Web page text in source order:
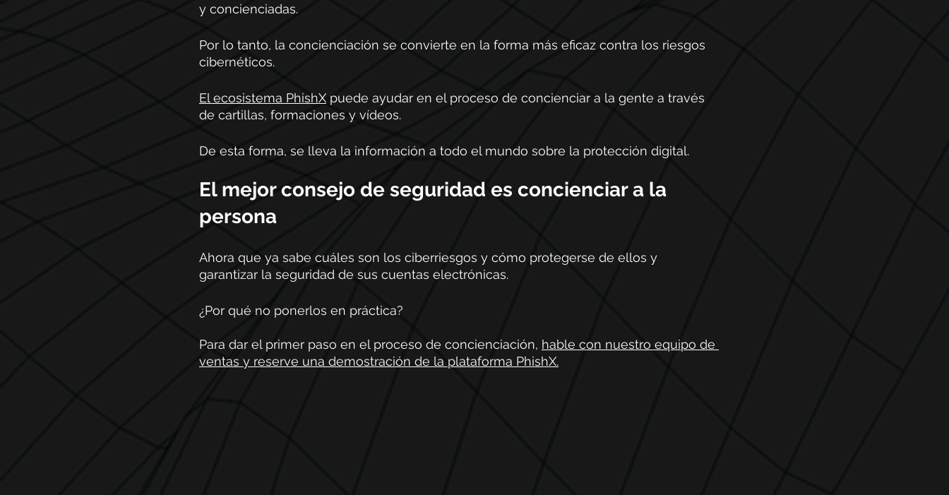
y concienciadas.
Por lo tanto, la concienciación se convierte en la forma más eficaz contra los riesgos
cibernéticos.
El ecosistema PhishX puede ayudar en el proceso de concienciar a la gente a través
de cartillas, formaciones y vídeos.
De esta forma, se lleva la información a todo el mundo sobre la protección digital.
El mejor consejo de seguridad es concienciar a la
persona
Ahora que ya sabe cuáles son los ciberriesgos y cómo protegerse de ellos y
garantizar la seguridad de sus cuentas electrónicas.
¿Por qué no ponerlos en práctica?
Para dar el primer paso en el proceso de concienciación, hable con nuestro equipo de
ventas y reserve una demostración de la plataforma PhishX.